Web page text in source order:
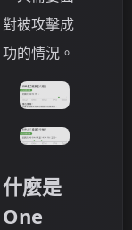
對被攻擊成
功的情況。
什麼是
One